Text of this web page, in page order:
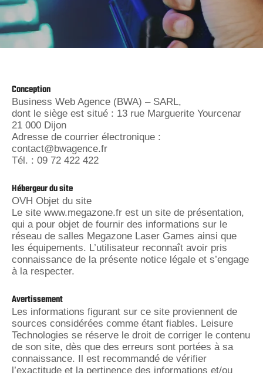
Conception
Business Web Agence (BWA) – SARL,
dont le siège est situé : 13 rue Marguerite Yourcenar
21 000 Dijon
Adresse de courrier électronique :
contact@bwagence.fr
Tél. : 09 72 422 422
Hébergeur du site
OVH Objet du site
Le site www.megazone.fr est un site de présentation,
qui a pour objet de fournir des informations sur le
réseau de salles Megazone Laser Games ainsi que
les équipements. L’utilisateur reconnaît avoir pris
connaissance de la présente notice légale et s’engage
à la respecter.
Avertissement
Les informations figurant sur ce site proviennent de
sources considérées comme étant fiables. Leisure
Technologies se réserve le droit de corriger le contenu
de son site, dès que des erreurs sont portées à sa
connaissance. Il est recommandé de vérifier
l’exactitude et la pertinence des informations et/ou